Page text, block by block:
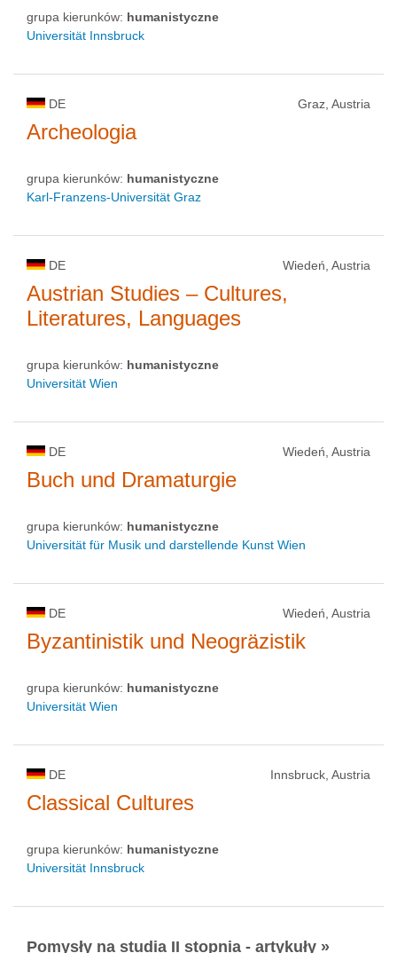
grupa kierunków: humanistyczne
Universität Innsbruck
DE Graz, Austria
Archeologia
grupa kierunków: humanistyczne
Karl-Franzens-Universität Graz
DE Wiedeń, Austria
Austrian Studies – Cultures,
Literatures, Languages
grupa kierunków: humanistyczne
Universität Wien
DE Wiedeń, Austria
Buch und Dramaturgie
grupa kierunków: humanistyczne
Universität für Musik und darstellende Kunst Wien
DE Wiedeń, Austria
Byzantinistik und Neogräzistik
grupa kierunków: humanistyczne
Universität Wien
DE Innsbruck, Austria
Classical Cultures
grupa kierunków: humanistyczne
Universität Innsbruck
Pomysły na studia II stopnia - artykuły »